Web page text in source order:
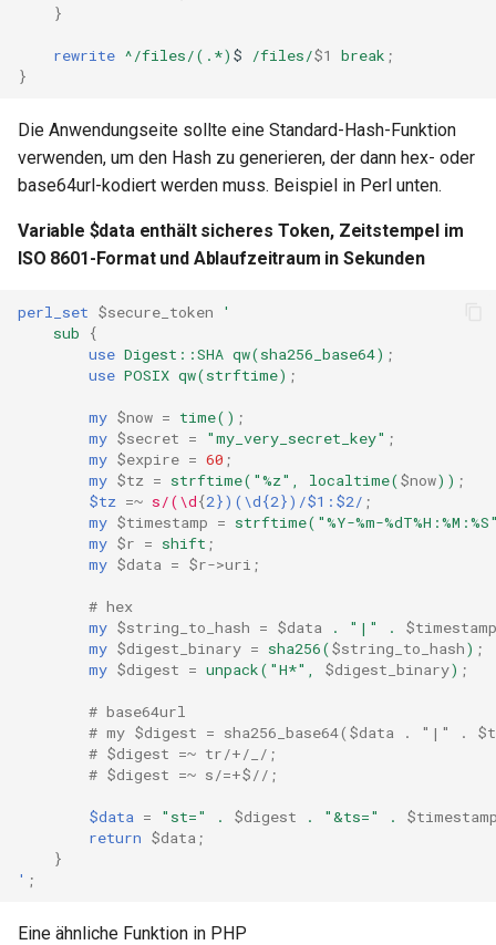
limit-traffic
lmdb
lock
logger-socket
macaroons
maxminddb
memcached
multiplexer
murmurhash2
mysql
nettle
}
rewrite ^/files/(.*) $ /files/$1 break ;
}
Die Anwendungseite sollte eine Standard-Hash-Funktion
verwenden, um den Hash zu generieren, der dann hex- oder
base64url-kodiert werden muss. Beispiel in Perl unten.
Variable $data enthält sicheres Token, Zeitstempel im
ISO 8601-Format und Ablaufzeitraum in Sekunden
perl_set $secure_token
'
sub
{
use Digest::SHA qw(sha256_base64) ;
use POSIX qw(strftime) ;
my $now = time() ;
my $secret = "my_very_secret_key" ;
my $expire = 60 ;
my $tz = strftime("%z", localtime($now)) ;
$tz =~ s/(\d{2})(\d{2})/$1:$2/ ;
my $timestamp = strftime("%Y-%m-
my $r = shift ;
my $data = $r->uri ;
# hex
my $string_to_hash = $data . "|" .
$timestamp
my $digest_binary = sha256($string_to_hash) ;
my $digest = unpack("H*", $digest_binary) ;
# base64url
# my $digest = sha256_base64($data .
# $digest =~ tr/+/_/;
# $digest =~ s/=+$//;
$data = "st=" . $digest . "&ts=" .
return $data ;
}
' ;
Eine ähnliche Funktion in PHP